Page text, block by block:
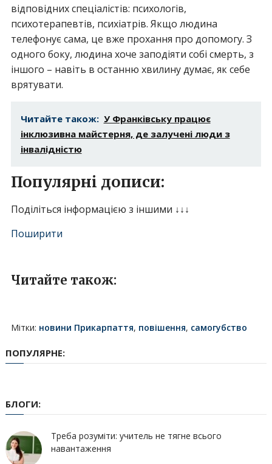
відповідних спеціалістів: психологів,
психотерапевтів, психіатрів. Якщо людина
телефонує сама, це вже прохання про допомогу. З
одного боку, людина хоче заподіяти собі смерть, з
іншого – навіть в останню хвилину думає, як себе
врятувати.
Читайте також: У Франківську працює
інклюзивна майстерня, де залучені люди з
інвалідністю
Популярні дописи:
Поділіться інформацією з іншими ↓↓↓
Поширити
Читайте також:
Мітки: новини Прикарпаття, повішення, самогубство
ПОПУЛЯРНЕ:
БЛОГИ:
Треба розуміти: учитель не тягне всього
навантаження